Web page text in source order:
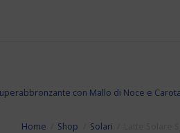
con Mallo di Noce e Carota
Home Shop Solari